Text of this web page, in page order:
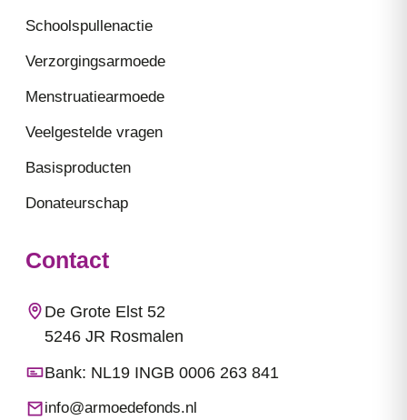
Schoolspullenactie
Verzorgingsarmoede
Menstruatiearmoede
Veelgestelde vragen
Basisproducten
Donateurschap
Contact
De Grote Elst 52
5246 JR Rosmalen
Bank: NL19 INGB 0006 263 841
info@armoedefonds.nl